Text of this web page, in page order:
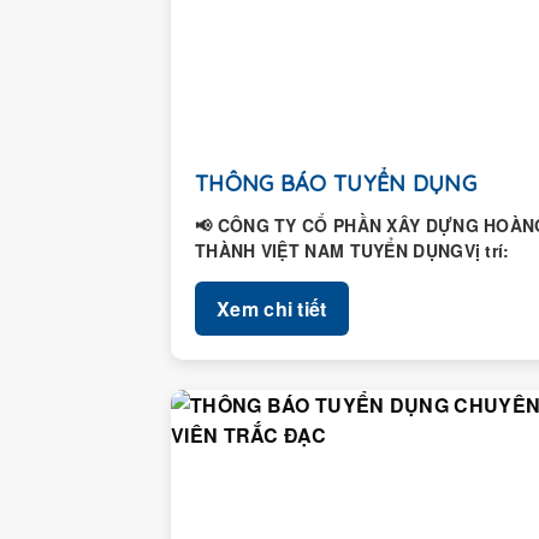
THÔNG BÁO TUYỂN DỤNG
📢 CÔNG TY CỔ PHẦN XÂY DỰNG
THÀNH VIỆT NAM TUYỂN DỤNGVị trí:
Xem chi tiết